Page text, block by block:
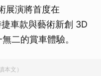
展演將首度在
車款與藝術新創 3D
二的賞車體驗。
本文）